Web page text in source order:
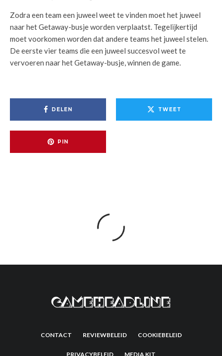
Zodra een team een juweel weet te vinden moet het juweel
naar het Getaway-busje worden verplaatst. Tegelijkertijd
moet voorkomen worden dat andere teams het juweel stelen.
De eerste vier teams die een juweel succesvol weet te
vervoeren naar het Getaway-busje, winnen de game.
DELEN TWEET
PIN
CONTACT REVIEWBELEID COOKIEBELEID
PRIVACYBELEID MEDIA KIT